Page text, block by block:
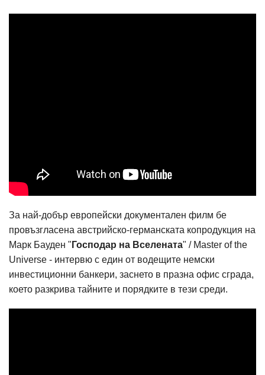
За най-добър европейски документален филм бе
провъзгласена австрийско-германската копродукция на
Марк Бауден " Господар на Вселената" / Master of the
Universe - интервю с един от водещите немски
инвестиционни банкери, заснето в празна офис сграда,
което разкрива тайните и порядките в тези среди.